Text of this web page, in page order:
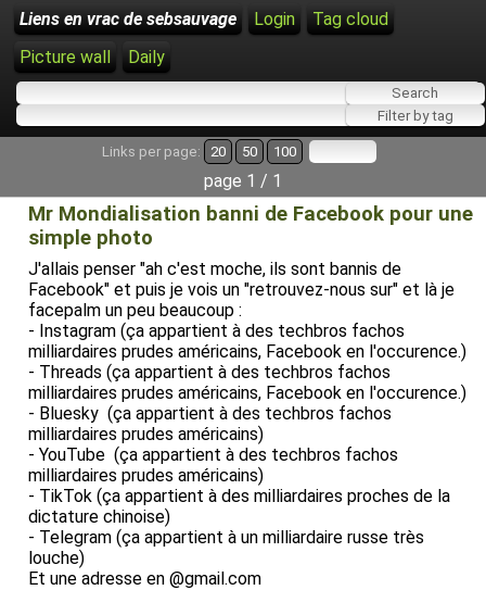
Liens en vrac de sebsauvage Login
Tag cloud
Picture wall
Daily
Links per page: 20 50 100
page 1 / 1
Mr Mondialisation banni de Facebook pour une
simple photo
J'allais penser "ah c'est moche, ils sont bannis de
Facebook" et puis je vois un "retrouvez-nous sur" et là je
facepalm un peu beaucoup :
- Instagram (ça appartient à des techbros fachos
milliardaires prudes américains, Facebook en l'occurence.)
- Threads (ça appartient à des techbros fachos
milliardaires prudes américains, Facebook en l'occurence.)
- Bluesky (ça appartient à des techbros fachos
milliardaires prudes américains)
- YouTube (ça appartient à des techbros fachos
milliardaires prudes américains)
- TikTok (ça appartient à des milliardaires proches de la
dictature chinoise)
- Telegram (ça appartient à un milliardaire russe très
louche)
Et une adresse en @gmail.com